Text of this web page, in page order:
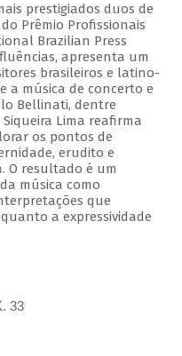
prestigiados duos de
Prêmio Profissionais
Brazilian Press
apresenta um
brasileiros e latino-
a música de concerto e
Bellinati, dentre
Lima reafirma
os pontos de
erudito e
O resultado é um
música como
que
a expressividade
33